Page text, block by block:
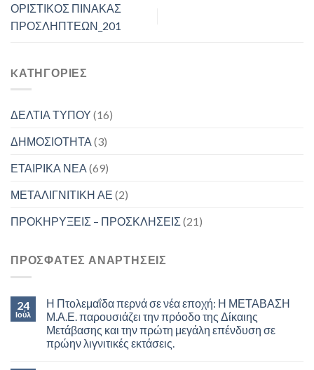
ΟΡΙΣΤΙΚΟΣ ΠΙΝΑΚΑΣ
ΠΡΟΣΛΗΠΤΕΩΝ_201
KΑΤΗΓΟΡΊΕΣ
ΔΕΛΤΙΑ ΤΥΠΟΥ (16)
ΔΗΜΟΣΙΟΤΗΤΑ (3)
ΕΤΑΙΡΙΚΑ ΝΕΑ (69)
ΜΕΤΑΛΙΓΝΙΤΙΚΗ ΑΕ (2)
ΠΡΟΚΗΡΥΞΕΙΣ – ΠΡΟΣΚΛΗΣΕΙΣ (21)
ΠΡΟΣΦΑΤΕΣ ΑΝΑΡΤΗΣΕΙΣ
24
Ιούλ
Η Πτολεμαΐδα περνά σε νέα εποχή: Η ΜΕΤΑΒΑΣΗ
Μ.Α.Ε. παρουσιάζει την πρόοδο της Δίκαιης
Μετάβασης και την πρώτη μεγάλη επένδυση σε
πρώην λιγνιτικές εκτάσεις.